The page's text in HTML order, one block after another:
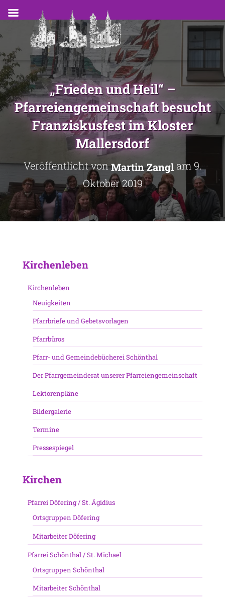
„Frieden und Heil“ –
Pfarreiengemeinschaft besucht
Franziskusfest im Kloster
Mallersdorf
Veröffentlicht vonMartin Zangl am 9.
Oktober 2019
Kirchenleben
Kirchenleben
Neuigkeiten
Pfarrbriefe und Gebetsvorlagen
Pfarrbüros
Pfarr- und Gemeindebücherei Schönthal
Der Pfarrgemeinderat unserer Pfarreiengemeinschaft
Lektorenpläne
Bildergalerie
Termine
Pressespiegel
Kirchen
Pfarrei Döfering / St. Ägidius
Ortsgruppen Döfering
Mitarbeiter Döfering
Pfarrei Schönthal / St. Michael
Ortsgruppen Schönthal
Mitarbeiter Schönthal